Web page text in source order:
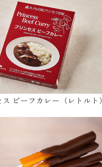
ビーフカレー（レトルト）